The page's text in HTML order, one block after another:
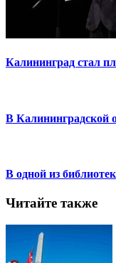
Калининград стал
В Калининградской
В одной из
Читайте также